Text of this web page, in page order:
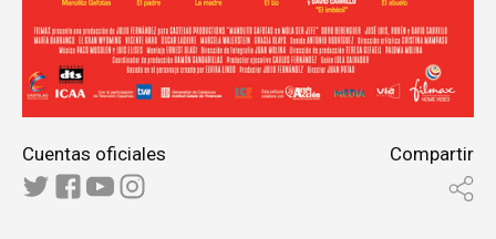
Cuentas oficiales Compartir